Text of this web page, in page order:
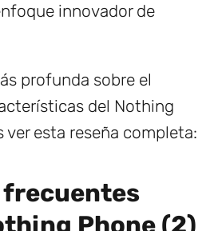
innovador de
profunda sobre el
del Nothing
ver esta reseña completa:
Phone (2)